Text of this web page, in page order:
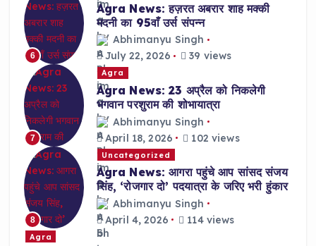
6
Agra News: हज़रत अबरार शाह मक्की
मदनी का 95वाँ उर्स संपन्न
Abhimanyu Singh
July 22, 2026
39 views
7
Agra
Agra News: 23 अप्रैल को निकलेगी
भगवान परशुराम की शोभायात्रा
Abhimanyu Singh
April 18, 2026
102 views
8
Uncategorized
Agra News: आगरा पहुंचे आप सांसद संजय
सिंह, ‘रोजगार दो’ पदयात्रा के जरिए भरी हुंकार
Abhimanyu Singh
April 4, 2026
114 views
Agra